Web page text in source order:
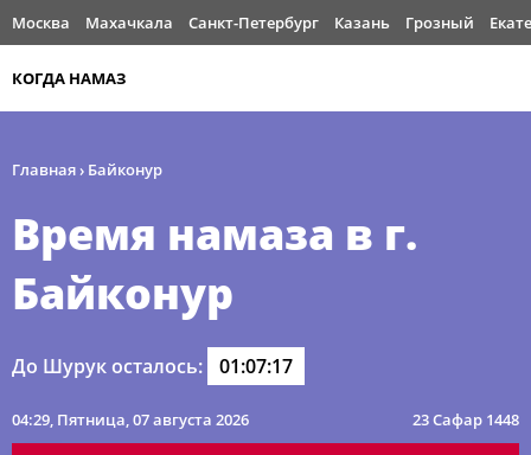
Москва Махачкала Санкт-Петербург Казань Грозный
КОГДА НАМАЗ
Главная› Байконур
Время намаза в г.
Байконур
До Шурук осталось: 01:07:17
04:29, Пятница, 07 августа 2026 23 Сафар 1448